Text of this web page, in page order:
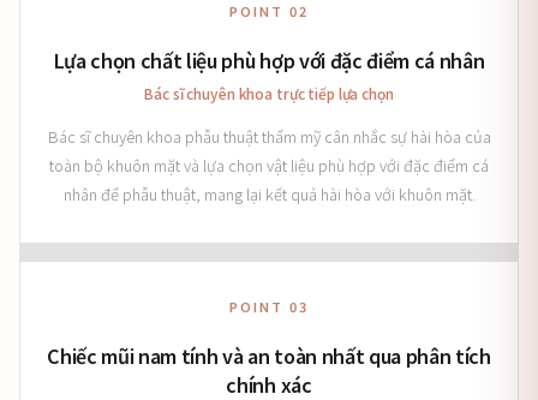
POINT 02
Lựa chọn chất liệu phù hợp với đặc điểm cá nhân
Bác sĩ chuyên khoa trực tiếp lựa chọn
Bác sĩ chuyên khoa phẫu thuật thẩm mỹ cân nhắc sự hài hòa của
toàn bộ khuôn mặt và lựa chọn vật liệu phù hợp với đặc điểm cá
nhân để phẫu thuật, mang lại kết quả hài hòa với khuôn mặt.
POINT 03
Chiếc mũi nam tính và an toàn nhất qua phân tích
chính xác